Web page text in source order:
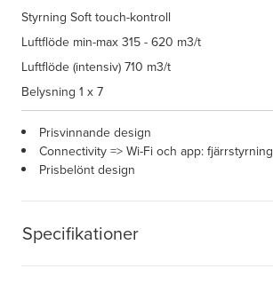
Specifikationer
Styrning Soft touch-kontroll
Luftflöde min-max315 - 620 m3/t
Luftflöde (intensiv)710 m3/t
Belysning 1 x 7
Prisvinnande design
Connectivity => Wi-Fi och app: fjärrstyrning
Prisbelönt design